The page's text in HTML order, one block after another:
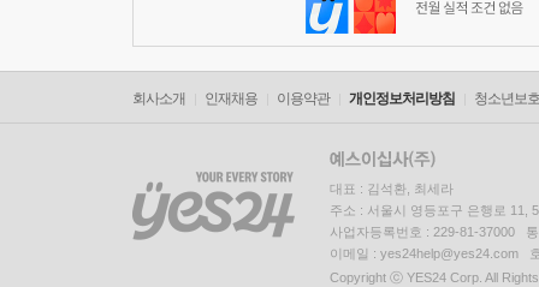
회사소개 인재채용 이용약관 개인정보처리방침 청소년보
대표 : 김석환, 최세라
주소 : 서울시 영등포구 은행로 11,
사업자등록번호 : 229-81-37000
이메일 : yes24help@yes24.com
Copyright ⓒ YES24 Corp. All